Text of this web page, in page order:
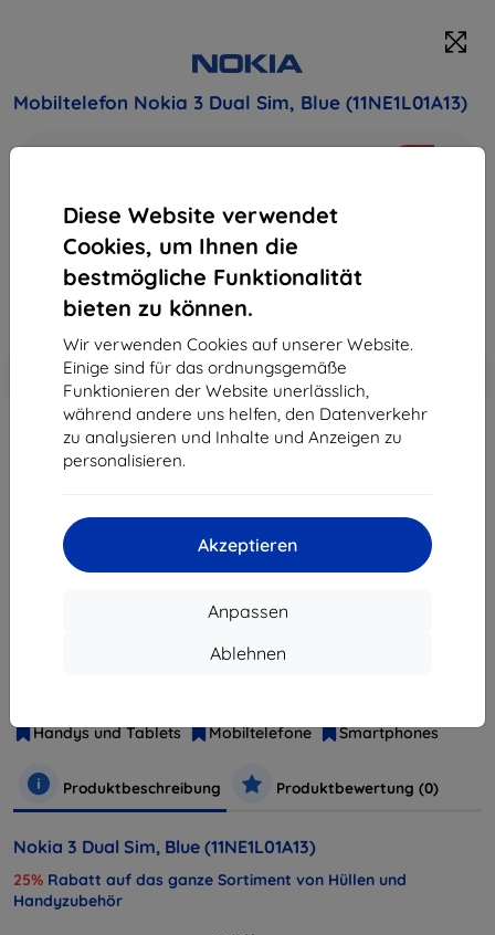
Diese Website verwendet
Cookies, um Ihnen die
bestmögliche Funktionalität
bieten zu können.
Wir verwenden Cookies auf unserer Website.
Einige sind für das ordnungsgemäße
Funktionieren der Website unerlässlich,
während andere uns helfen, den Datenverkehr
zu analysieren und Inhalte und Anzeigen zu
personalisieren.
Akzeptieren
Anpassen
Ablehnen
Mobiltelefon Nokia 3 Dual Sim, Blue (11NE1L01A13)
150,90 €
135,81 €
ohne MWSt114,13 €
-10%
Rabatt mit Gutschein
EXTRA10
Warenkorb
ausverkauft
Handys und Tablets
Mobiltelefone Smartphones
Produktbeschreibung Produktbewertung (0)
Nokia 3 Dual Sim, Blue (11NE1L01A13)
25% Rabatt auf das ganze Sortiment von Hüllen und
Handyzubehör